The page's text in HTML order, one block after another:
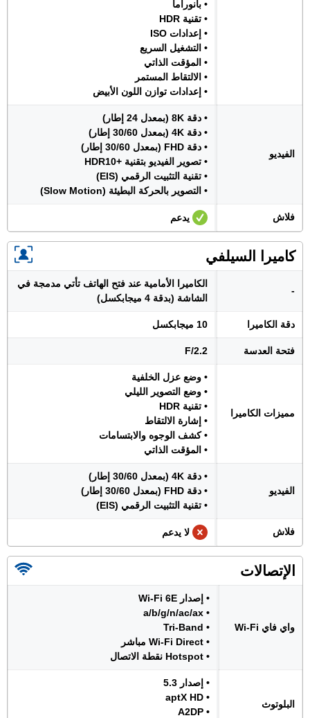
• بانوراما
• تقنية HDR
• إعدادات ISO
• التشغيل السريع
• المؤقت الذاتي
• الالتقاط المستمر
• إعدادات توازن اللون الأبيض
الفيديو
• دقة 8K (بمعدل 24 إطار)
• دقة 4K (بمعدل 30/60 إطار)
• دقة FHD (بمعدل 30/60 إطار)
• تصوير الفيديو بتقنية +HDR10
• تقنية التثبيت الرقمي (EIS)
• التصوير بالحركة البطيئة (Slow Motion)
فلاش يدعم
كاميرا السيلفي
-
الكاميرا الأمامية عند فتح الهاتف تأتي مدمجة في
الشاشة (بدقة 4 ميجابكسل)
دقة الكاميرا 10 ميجابكسل
فتحة العدسة F/2.2
مميزات الكاميرا
• وضع عزل الخلفية
• وضع التصوير الليلي
• تقنية HDR
• إشارة الالتقاط
• كشف الوجوه والابتسامات
• المؤقت الذاتي
الفيديو
• دقة 4K (بمعدل 30/60 إطار)
• دقة FHD (بمعدل 30/60 إطار)
• تقنية التثبيت الرقمي (EIS)
فلاش لا يدعم
الإتصالات
واي فاي Wi-Fi
• إصدار Wi-Fi 6E
• a/b/g/n/ac/ax
• Tri-Band
• Wi-Fi Direct مباشر
• Hotspot نقطة الاتصال
البلوتوث
• إصدار 5.3
• aptX HD
• A2DP